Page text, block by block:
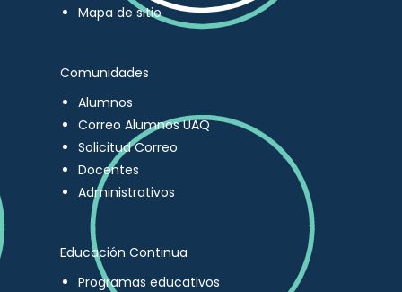
Mapa de sitio
Comunidades
Alumnos
Correo Alumnos UAQ
Solicitud Correo
Docentes
Administrativos
Educación Continua
Programas educativos